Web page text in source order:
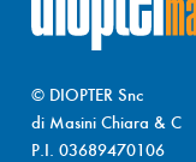
© DIOPTER Snc
di Masini Chiara & C
P.I. 03689470106